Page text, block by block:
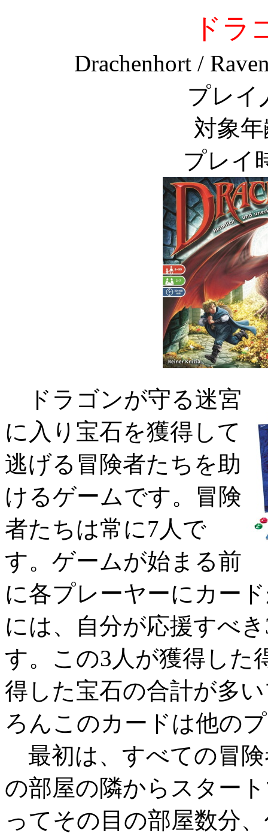
ドラ
Drachenhort /
プレイ
対象
プレイ
ドラゴンが守る迷宮
に入り宝石を獲得して
逃げる冒険者たちを助
けるゲームです。冒険
者たちは常に7人で
す。ゲームが始まる前
に各プレーヤーにカー
には、自分が応援すべ
す。この3人が獲得した
得した宝石の合計が多
ろんこのカードは他の
最初は、すべての冒
の部屋の隣からスター
ってその目の部屋数分